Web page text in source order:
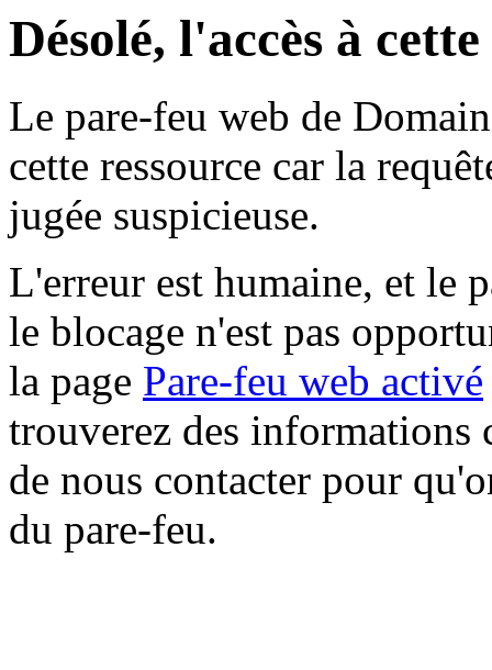
Désolé, l'accès à
Le pare-feu web de
cette ressource car la
jugée suspicieuse.
L'erreur est humaine, et le
le blocage n'est pas
la page Pare-feu web activé
trouverez des informations
de nous contacter pour
du pare-feu.